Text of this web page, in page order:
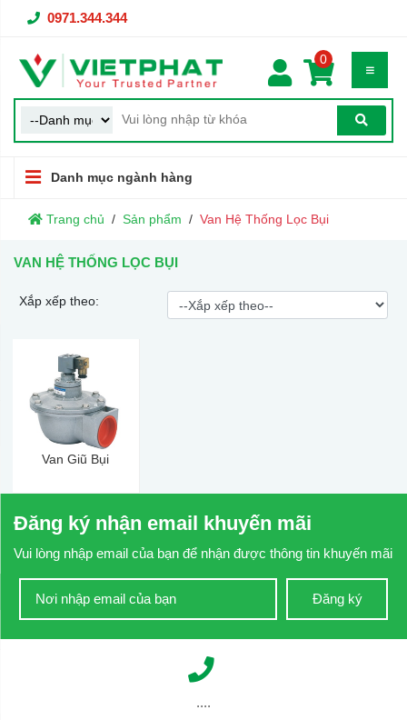
0971.344.344
0
Danh mục ngành hàng
Trang chủ Sản phẩm Van Hệ Thống Lọc Bụi
VAN HỆ THỐNG LỌC BỤI
Xắp xếp theo:
Van Giũ Bụi
Đăng ký nhận email khuyến mãi
Vui lòng nhập email của bạn để nhận được thông tin khuyến mãi
Đăng ký
....